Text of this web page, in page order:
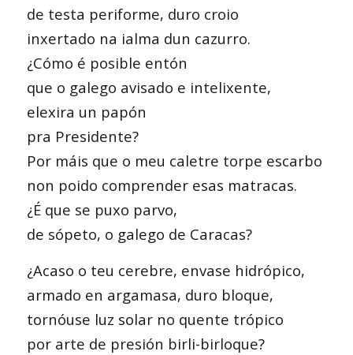
de testa periforme, duro croio
inxertado na ialma dun cazurro.
¿Cómo é posible entón
que o galego avisado e intelixente,
elexira un papón
pra Presidente?
Por máis que o meu caletre torpe escarbo
non poido comprender esas matracas.
¿É que se puxo parvo,
de sópeto, o galego de Caracas?
¿Acaso o teu cerebre, envase hidrópico,
armado en argamasa, duro bloque,
tornóuse luz solar no quente trópico
por arte de presión birli-birloque?